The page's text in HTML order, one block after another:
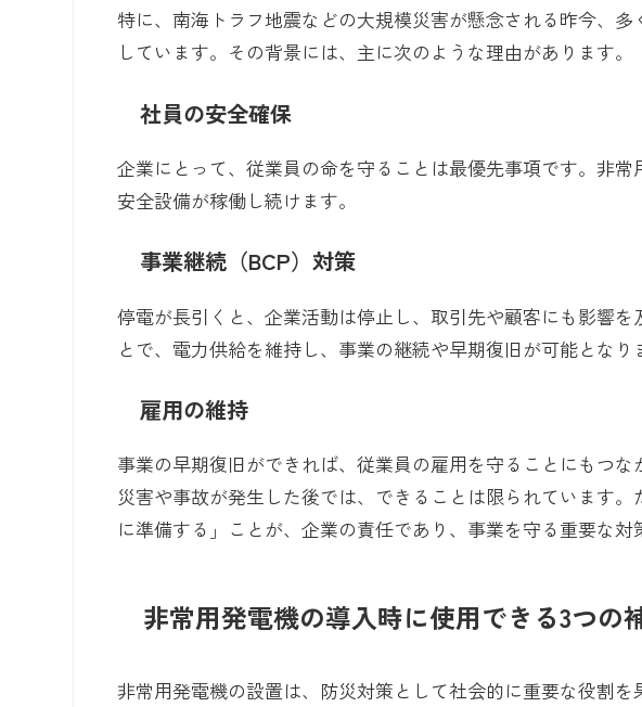
特に、南海トラフ地震などの大規模災害が懸念される昨今、
しています。その背景には、主に次のような理由があります。
社員の安全確保
企業にとって、従業員の命を守ることは最優先事項です。非
安全設備が稼働し続けます。
事業継続（BCP）対策
停電が長引くと、企業活動は停止し、取引先や顧客にも影響
とで、電力供給を維持し、事業の継続や早期復旧が可能となり
雇用の維持
事業の早期復旧ができれば、従業員の雇用を守ることにもつな
災害や事故が発生した後では、できることは限られています
に準備する」ことが、企業の責任であり、事業を守る重要な対
非常用発電機の導入時に使用できる3つの
非常用発電機の設置は、防災対策として社会的に重要な役割